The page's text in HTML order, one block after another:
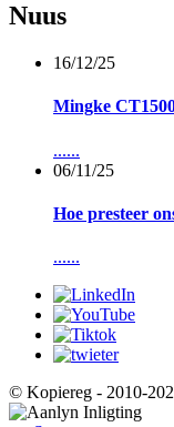
Nuus
16/12/25
Mingke
......
06/11/25
Hoe presteer
......
© Kopiereg - 2010-